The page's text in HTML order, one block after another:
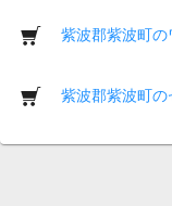
紫波郡紫波町の
紫波郡紫波町の